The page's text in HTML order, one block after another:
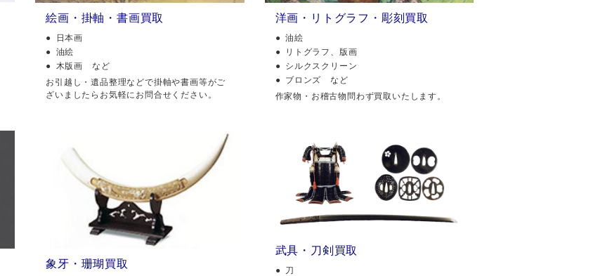
絵画・掛軸・書画買取
日本画
油絵
木版画 など
お引越し・遺品整理などで掛軸や書画等がご
ざいましたらお気軽にお問合せください。
洋画・リトグラフ・彫刻買取
油絵
リトグラフ、版画
シルクスクリーン
ブロンズ など
作家物・お稽古物問わず買取いたします。
象牙・珊瑚買取
武具・刀剣買取
刀